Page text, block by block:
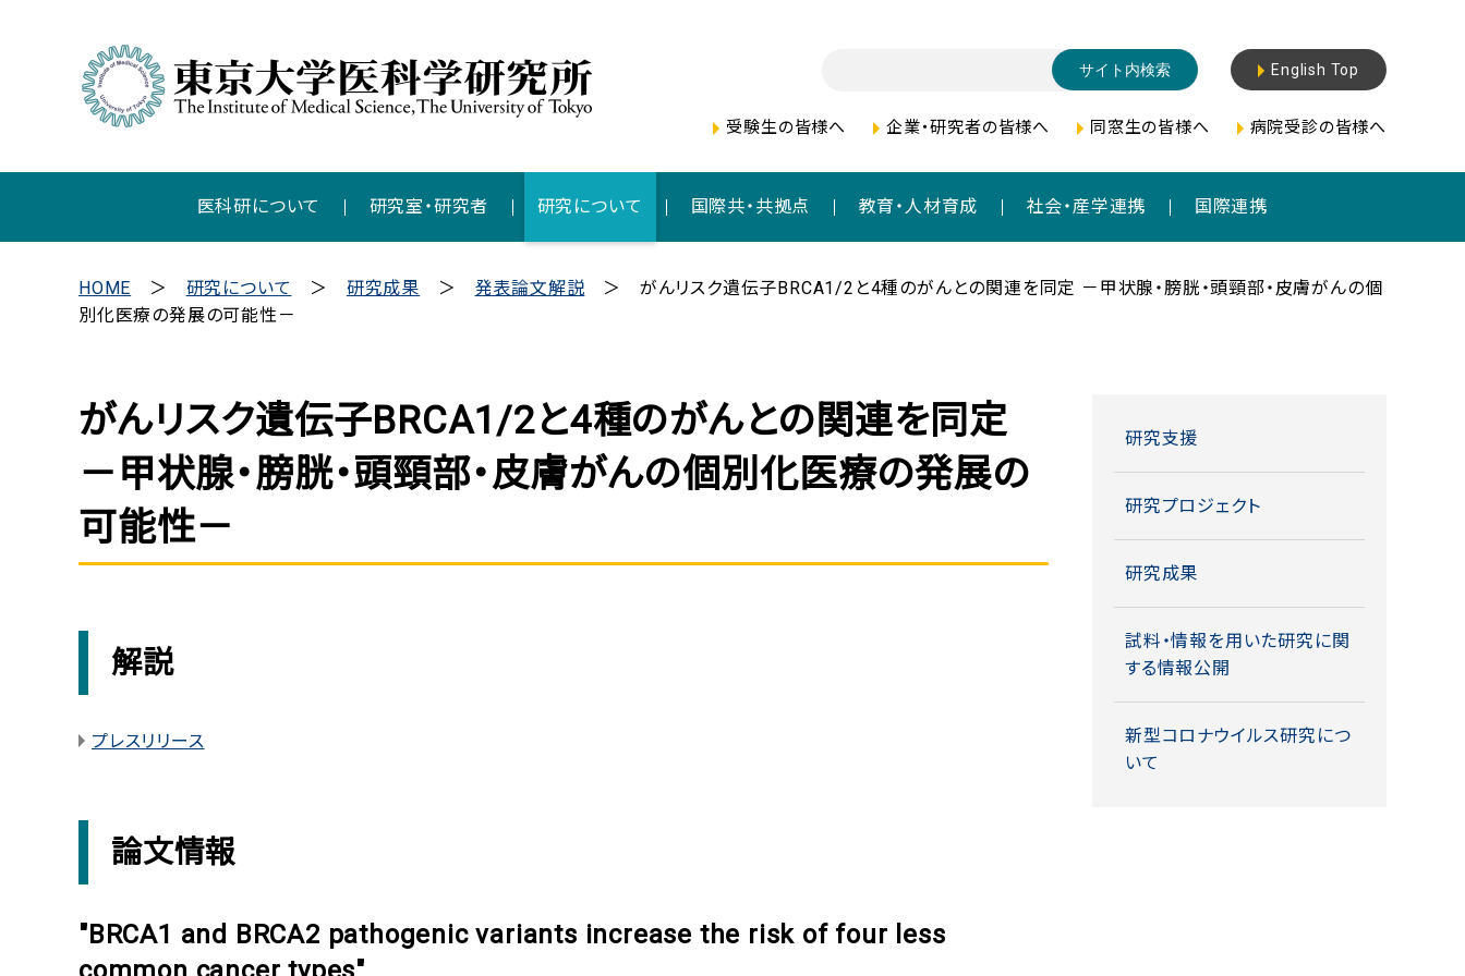
English Top
受験生の皆様へ 企業・研究者の皆様へ 同窓生の皆様へ 病院受診の皆様へ
医科研について 研究室・研究者 研究について 国際共・共拠点 教育・人材育成 社会・産学連携 国際連携
HOME 研究について 研究成果 発表論文解説
がんリスク遺伝子BRCA1/2と4種のがんとの関連を同定 －甲状腺・膀胱・頭頸部・皮膚がんの個
別化医療の発展の可能性－
がんリスク遺伝子BRCA1/2と4種のがんとの関連を同定
－甲状腺・膀胱・頭頸部・皮膚がんの個別化医療の発展の
可能性－
解説
プレスリリース
論文情報
"BRCA1 and BRCA2 pathogenic variants increase the risk of four less
研究支援
研究プロジェクト
研究成果
試料・情報を用いた研究に関
する情報公開
新型コロナウイルス研究につ
いて